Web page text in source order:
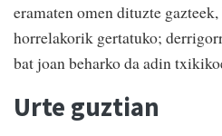
eramaten omen dituzte
horrelakorik gertatuko;
bat joan beharko da adin
Urte guztian